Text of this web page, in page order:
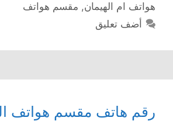
هواتف ام الهيمان, مقسم هواتف
أضف تعليق
رقم هاتف مقسم هواتف